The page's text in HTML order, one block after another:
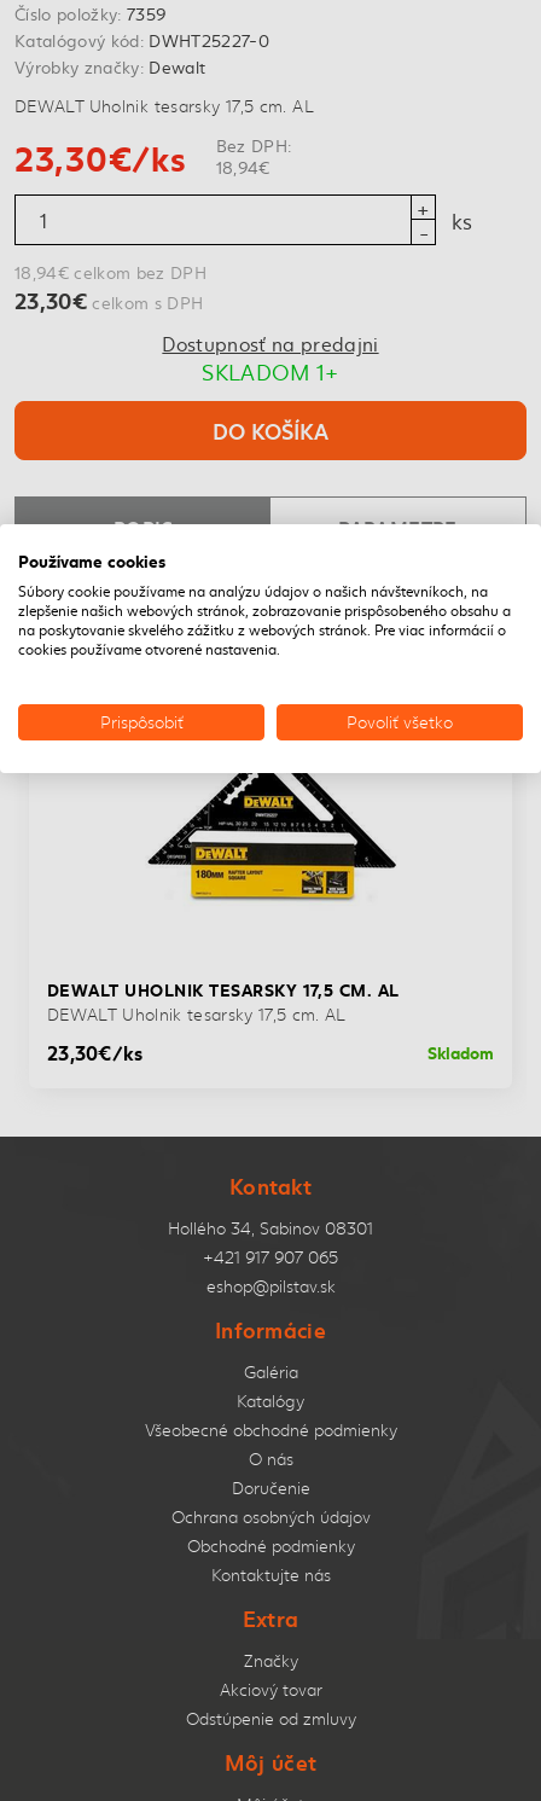
Číslo položky: 7359
Katalógový kód: DWHT25227-0
Výrobky značky: Dewalt
DEWALT Uholnik tesarsky 17,5 cm. AL
23,30€/ks
Bez DPH:
18,94€
ks
18,94€ celkom bez DPH
23,30€celkom s DPH
Dostupnosť na predajni
SKLADOM 1+
DO KOŠÍKA
POPIS PARAMETRE
NAPOSLEDY NAVŠTÍVENÉ
VÝPREDAJ
DEWALT UHOLNIK TESARSKY 17,5 CM. AL
DEWALT Uholnik tesarsky 17,5 cm. AL
23,30€/ks Skladom
Kontakt
Hollého 34, Sabinov 08301
+421 917 907 065
eshop@pilstav.sk
Informácie
Galéria
Katalógy
Všeobecné obchodné podmienky
O nás
Doručenie
Ochrana osobných údajov
Obchodné podmienky
Kontaktujte nás
Extra
Značky
Akciový tovar
Odstúpenie od zmluvy
Môj účet
Používame cookies
Súbory cookie používame na analýzu údajov o našich návštevníkoch, na
zlepšenie našich webových stránok, zobrazovanie prispôsobeného obsahu a
na poskytovanie skvelého zážitku z webových stránok. Pre viac informácií o
cookies používame otvorené nastavenia.
Prispôsobiť Povoliť všetko